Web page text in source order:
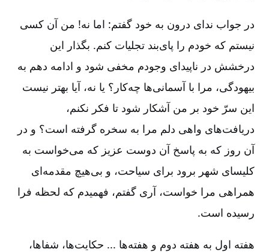
در جواب ندای درون به خود گفتم: اما نه! من آن کسی
نیستم که خودم را پای‌بند تجلیات کنم. بگذار این
درخشش در ناپیدای وجودم مخفی شود و ادامه دهم به
بیهودگی، مرا با آسمانی‌ها چه‌کار؟ یا نه، آیا بهتر نیست
این سرّ خود بر من آشکار شود تا فکر نکنم،
دریافت‌های واهی دلم مرا به سخره گرفته است؟ و در
آن‌ روز که به پاسخ آن دوست عزیز که می‌خواست به
کلیسای شهر برود برای سیاحت، و بی‌هیچ مقدمه‌ای
همراهی مرا خواست، آری گفتم، فهمیدم که لحظه فرا
رسیده است.
هفته اول به هفته دوم و هفته‌ها ... حکایت‌ها، شفاها،